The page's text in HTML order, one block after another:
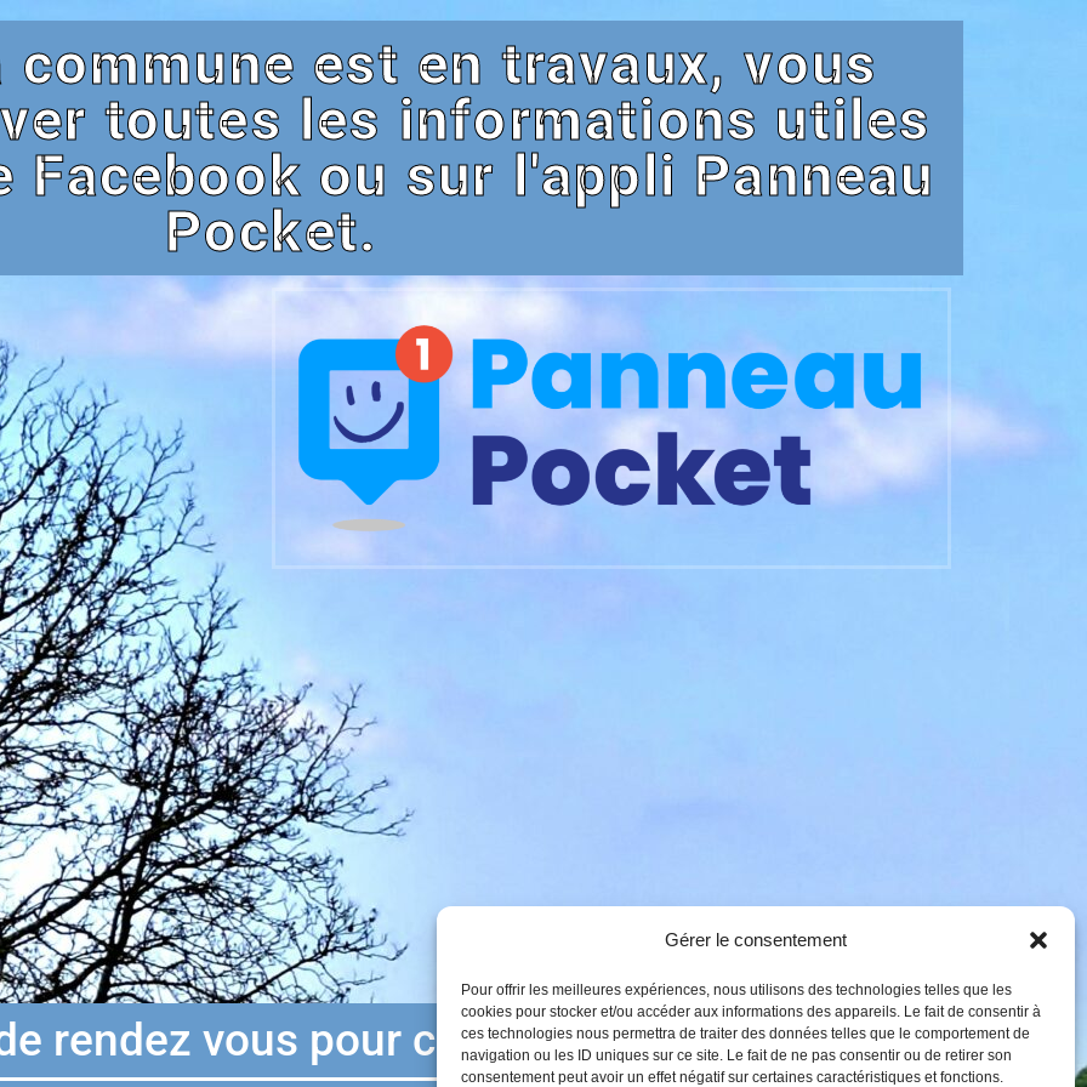
Gérer le consentement
Pour offrir les meilleures expériences, nous utilisons des technologies telles que les
cookies pour stocker et/ou accéder aux informations des appareils. Le fait de consentir à
ces technologies nous permettra de traiter des données telles que le comportement de
navigation ou les ID uniques sur ce site. Le fait de ne pas consentir ou de retirer son
consentement peut avoir un effet négatif sur certaines caractéristiques et fonctions.
commune est en travaux, vous
toutes les informations utiles
Facebook ou sur l'appli Panneau
Pocket.
rendez vous pour carte d'identité